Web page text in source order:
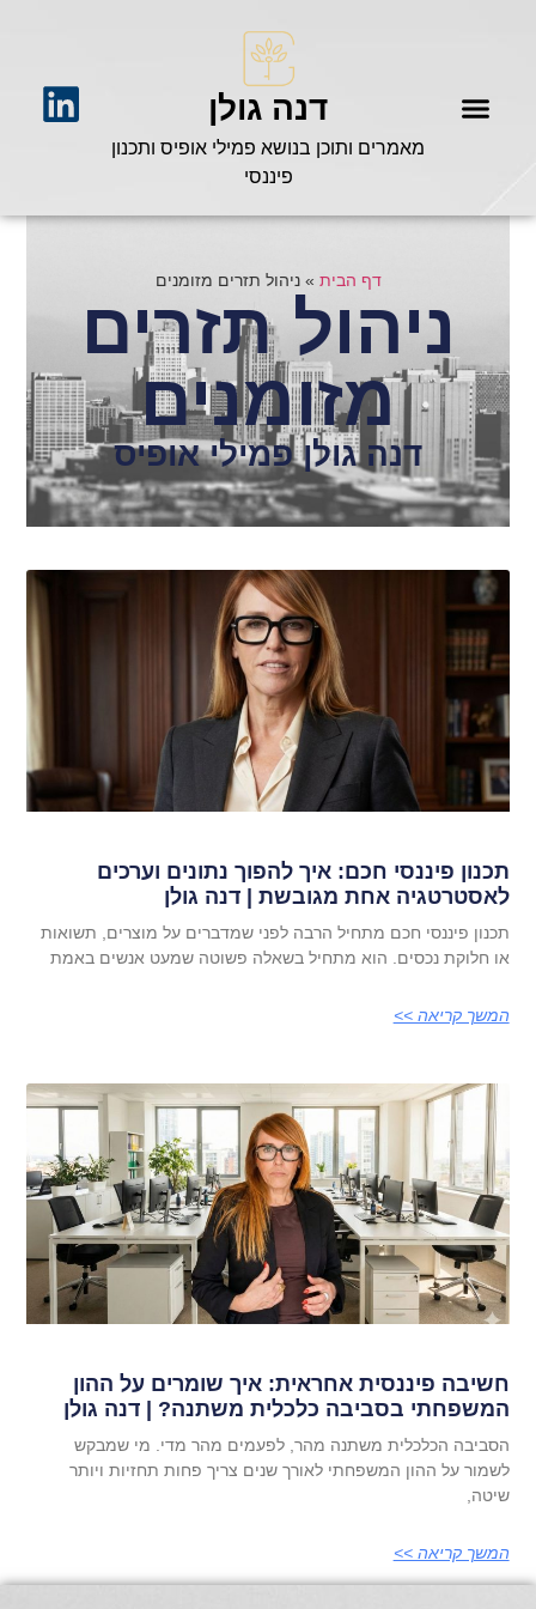
דנה גולן
מאמרים ותוכן בנושא פמילי אופיס ותכנון
פיננסי
דף הבית »ניהול תזרים מזומנים
ניהול תזרים
מזומנים
דנה גולן פמילי אופיס
תכנון פיננסי חכם: איך להפוך נתונים וערכים
לאסטרטגיה אחת מגובשת | דנה גולן
תכנון פיננסי חכם מתחיל הרבה לפני שמדברים על מוצרים, תשואות
או חלוקת נכסים. הוא מתחיל בשאלה פשוטה שמעט אנשים באמת
המשך קריאה >>
חשיבה פיננסית אחראית: איך שומרים על ההון
המשפחתי בסביבה כלכלית משתנה? | דנה גולן
הסביבה הכלכלית משתנה מהר, לפעמים מהר מדי. מי שמבקש
לשמור על ההון המשפחתי לאורך שנים צריך פחות תחזיות ויותר
שיטה,
המשך קריאה >>